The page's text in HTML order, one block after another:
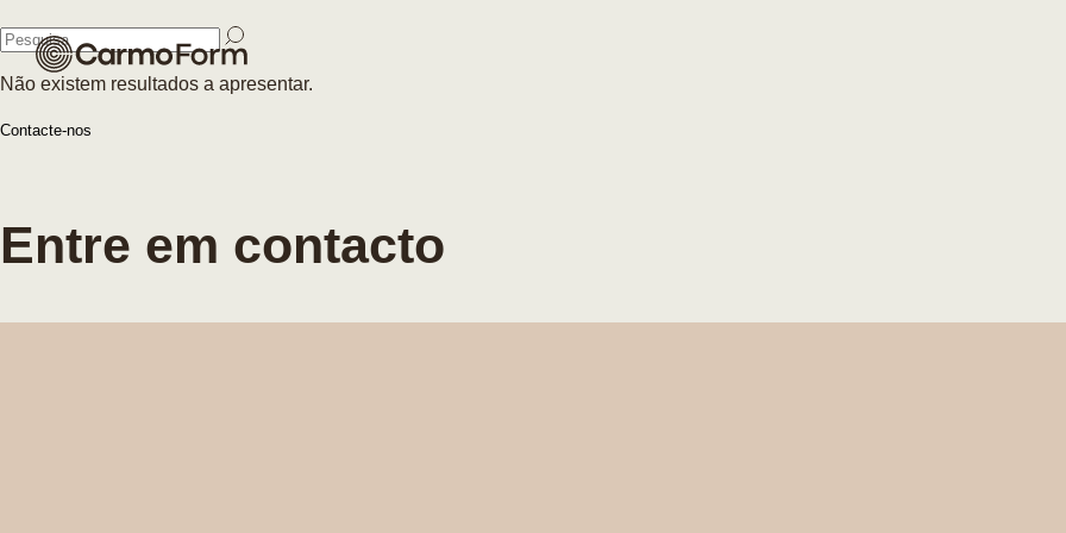
Não existem resultados a apresentar.
Contacte-nos
Fechar
Entre em contacto